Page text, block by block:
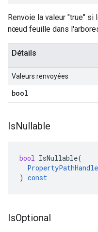
Renvoie la valeur "true" si
nœud feuille dans
Détails
Valeurs renvoyées
bool
IsNullable
bool IsNullable(
PropertyPathHandle
) const
IsOptional